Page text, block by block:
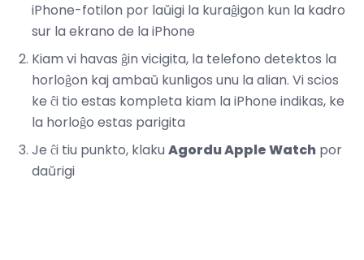
iPhone-fotilon por laŭigi la kuraĝigon kun la kadro
sur la ekrano de la iPhone
Kiam vi havas ĝin vicigita, la telefono detektos la
horloĝon kaj ambaŭ kunligos unu la alian. Vi scios
ke ĉi tio estas kompleta kiam la iPhone indikas, ke
la horloĝo estas parigita
Je ĉi tiu punkto, klaku Agordu Apple Watch por
daŭrigi